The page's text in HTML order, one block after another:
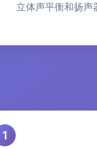
立体声平衡和扬声
1